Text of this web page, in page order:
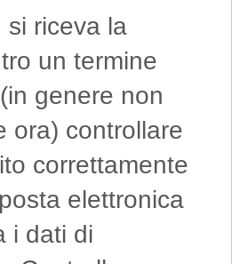
si riceva la
un termine
genere non
ora) controllare
correttamente
elettronica
i dati di